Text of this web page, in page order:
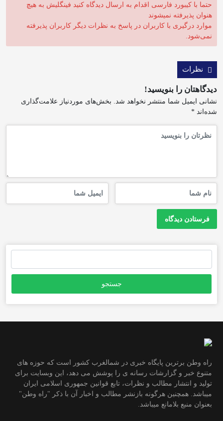
حتما با کیبورد فارسی اقدام به ارسال دیدگاه کنید فینگلیش به هیچ
هنوان پذیرفته نمیشوند
موارد درگیری با کاربران در پاسخ به نظرات دیگر کاربران پذیرفته
نمی‌شود.
نظرات
دیدگاهتان را بنویسید!
نشانی ایمیل شما منتشر نخواهد شد.
بخش‌های موردنیاز علامت‌گذاری
شده‌اند *
برای:
راه وطن برترین پایگاه خبری در شمالغرب کشور است که حوزه های
متنوع خبر و گزارشات رسانه ی را پوشش می دهد، این وبسایت برای
تولید و انتشار مطالب و نظرات، تابع قوانین جمهوری اسلامی ایران
میباشد. همچنین هرگونه بازنشر مطالب و اخبار آن با ذکر "راه وطن"
بعنوان منبع بلامانع میباشد.